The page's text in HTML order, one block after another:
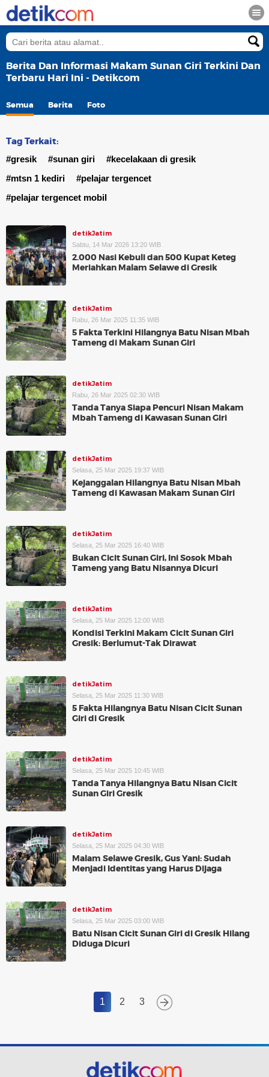
Berita Dan Informasi Makam Sunan Giri Terkini Dan
Terbaru Hari Ini - Detikcom
Semua Berita Foto
Tag Terkait:
#gresik #sunan giri
#kecelakaan di gresik
#mtsn 1 kediri
#pelajar tergencet
#pelajar tergencet mobil
detikJatim
Sabtu, 14 Mar 2026 13:20 WIB
2.000 Nasi Kebuli dan 500 Kupat Keteg
Meriahkan Malam Selawe di Gresik
detikJatim
Rabu, 26 Mar 2025 11:35 WIB
5 Fakta Terkini Hilangnya Batu Nisan Mbah
Tameng di Makam Sunan Giri
detikJatim
Rabu, 26 Mar 2025 02:30 WIB
Tanda Tanya Siapa Pencuri Nisan Makam
Mbah Tameng di Kawasan Sunan Giri
detikJatim
Selasa, 25 Mar 2025 19:37 WIB
Kejanggalan Hilangnya Batu Nisan Mbah
Tameng di Kawasan Makam Sunan Giri
detikJatim
Selasa, 25 Mar 2025 16:40 WIB
Bukan Cicit Sunan Giri, Ini Sosok Mbah
Tameng yang Batu Nisannya Dicuri
detikJatim
Selasa, 25 Mar 2025 12:00 WIB
Kondisi Terkini Makam Cicit Sunan Giri
Gresik: Berlumut-Tak Dirawat
detikJatim
Selasa, 25 Mar 2025 11:30 WIB
5 Fakta Hilangnya Batu Nisan Cicit Sunan
Giri di Gresik
detikJatim
Selasa, 25 Mar 2025 10:45 WIB
Tanda Tanya Hilangnya Batu Nisan Cicit
Sunan Giri Gresik
detikJatim
Selasa, 25 Mar 2025 04:30 WIB
Malam Selawe Gresik, Gus Yani: Sudah
Menjadi Identitas yang Harus Dijaga
detikJatim
Selasa, 25 Mar 2025 03:00 WIB
Batu Nisan Cicit Sunan Giri di Gresik Hilang
Diduga Dicuri
1 2 3